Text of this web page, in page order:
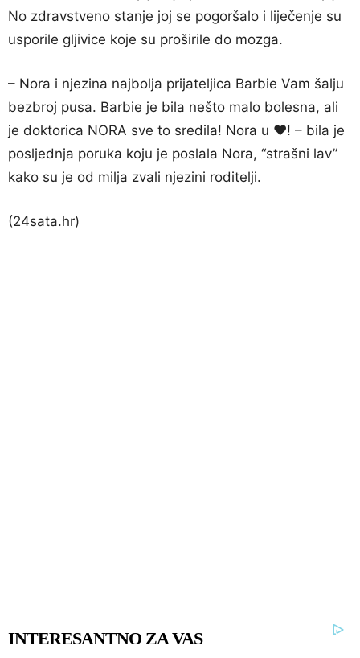
No zdravstveno stanje joj se pogoršalo i liječenje su
usporile gljivice koje su proširile do mozga.
– Nora i njezina najbolja prijateljica Barbie Vam šalju
bezbroj pusa. Barbie je bila nešto malo bolesna, ali
je doktorica NORA sve to sredila! Nora u ♥! – bila je
posljednja poruka koju je poslala Nora, “strašni lav”
kako su je od milja zvali njezini roditelji.
(24sata.hr)